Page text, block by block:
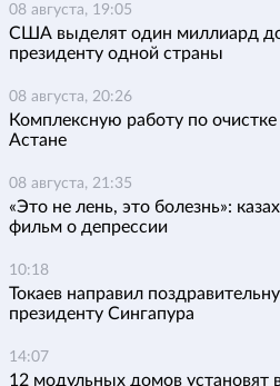
08 августа, 19:05
США выделят один миллиард
президенту одной страны
08 августа, 20:26
Комплексную работу по
Астане
08 августа, 21:35
«Это не лень, это болезнь»:
фильм о депрессии
10:18
Токаев направил
президенту Сингапура
14:07
12 модульных домов установят